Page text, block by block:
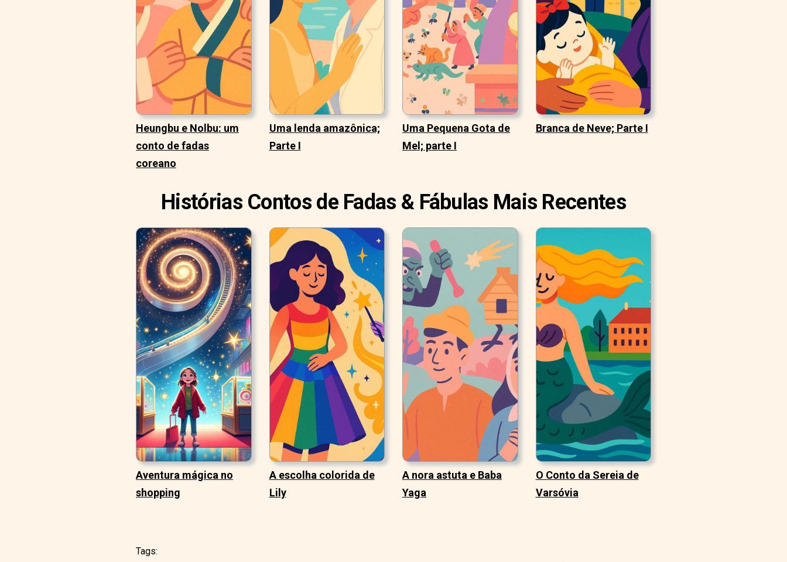
Heungbu e Nolbu: um
conto de fadas
coreano
Uma lenda amazônica;
Parte I
Uma Pequena Gota de
Mel; parte I
Branca de Neve; Parte I
Histórias Contos de Fadas & Fábulas Mais Recentes
Aventura mágica no
shopping
A escolha colorida de
Lily
A nora astuta e Baba
Yaga
O Conto da Sereia de
Varsóvia
Tags: